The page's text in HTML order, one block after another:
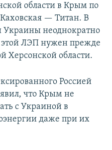
области в Крым по
— Титан. В
Украины неоднократно
этой ЛЭП нужен прежде
Херсонской области.
Россией
что Крым не
с Украиной в
даже при их